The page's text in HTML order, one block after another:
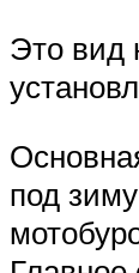
Это вид
под